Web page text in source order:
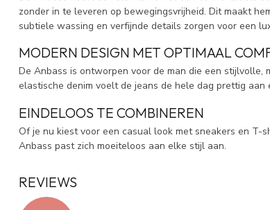
zonder in te leveren op bewegingsvrijheid. Dit maakt
subtiele wassing en verfijnde details zorgen voor een
MODERN DESIGN MET OPTIMAAL
De Anbass is ontworpen voor de man die een stijlvolle,
elastische denim voelt de jeans de hele dag prettig aan
EINDELOOS TE COMBINEREN
Of je nu kiest voor een casual look met sneakers en
Anbass past zich moeiteloos aan elke stijl aan.
REVIEWS